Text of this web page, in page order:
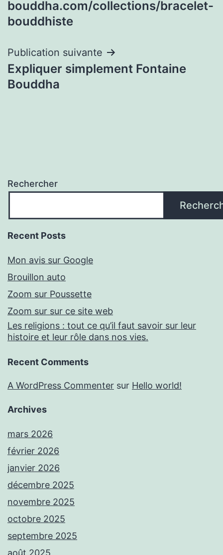
l’article
bouddha.com/collections/bracelet-
bouddhiste
Publication suivante
Expliquer simplement Fontaine
Bouddha
Rechercher
Recent Posts
Mon avis sur Google
Brouillon auto
Zoom sur Poussette
Zoom sur sur ce site web
Les religions : tout ce qu’il faut savoir sur leur
histoire et leur rôle dans nos vies.
Recent Comments
A WordPress Commenter sur Hello world!
Archives
mars 2026
février 2026
janvier 2026
décembre 2025
novembre 2025
octobre 2025
septembre 2025
août 2025